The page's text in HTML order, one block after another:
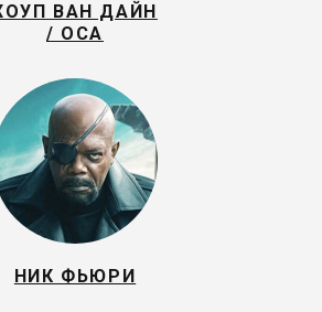
ВАН ДАЙН
/ ОСА
НИК ФЬЮРИ